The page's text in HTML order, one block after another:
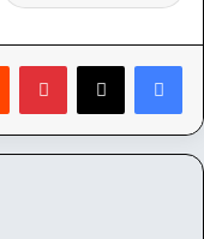
بينتيريست